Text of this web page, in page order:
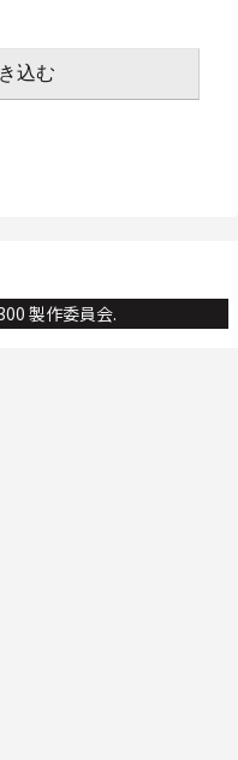
込む
製作委員会.